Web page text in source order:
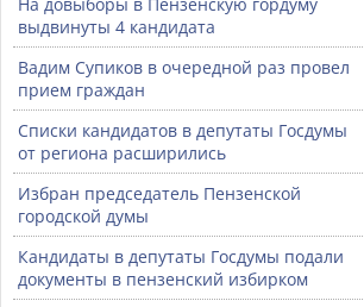
выдвинуты 4 кандидата
Вадим Супиков в очередной раз провел
прием граждан
Списки кандидатов в депутаты Госдумы
от региона расширились
Избран председатель Пензенской
городской думы
Кандидаты в депутаты Госдумы подали
документы в пензенский избирком